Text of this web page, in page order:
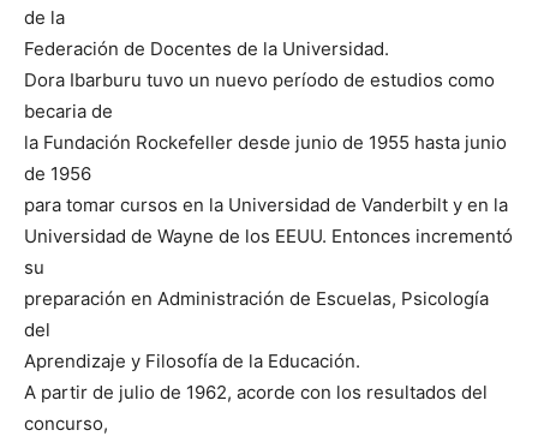
de la
Federación de Docentes de la Universidad.
Dora Ibarburu tuvo un nuevo período de estudios como
becaria de
la Fundación Rockefeller desde junio de 1955 hasta junio
de 1956
para tomar cursos en la Universidad de Vanderbilt y en la
Universidad de Wayne de los EEUU. Entonces incrementó
su
preparación en Administración de Escuelas, Psicología
del
Aprendizaje y Filosofía de la Educación.
A partir de julio de 1962, acorde con los resultados del
concurso,